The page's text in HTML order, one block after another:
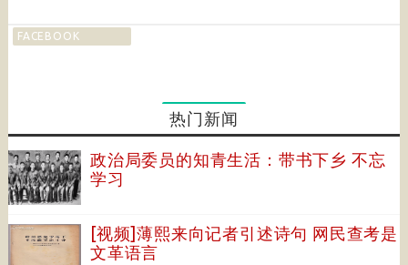
FACEBOOK
热门新闻
政治局委员的知青生活：带书下乡 不忘
学习
[视频]薄熙来向记者引述诗句 网民查考是
文革语言